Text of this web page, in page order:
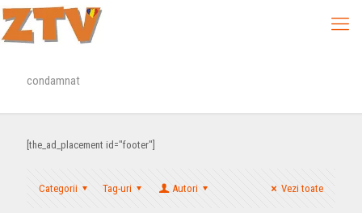
condamnat
[the_ad_placement id="footer"]
Categorii Tag-uri Autori Vezi toate